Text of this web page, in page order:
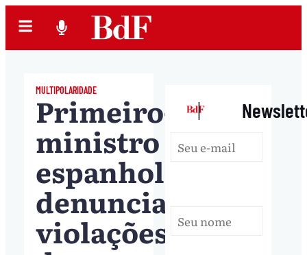
MULTIPOLARIDADE
Primeiro-
ministro
espanhol
denuncia
violações
|